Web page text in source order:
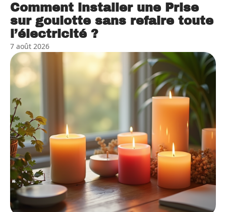
Comment installer une Prise
sur goulotte sans refaire toute
l’électricité ?
7 août 2026